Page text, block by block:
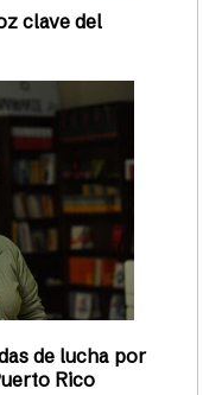
clave del
de lucha por
Rico